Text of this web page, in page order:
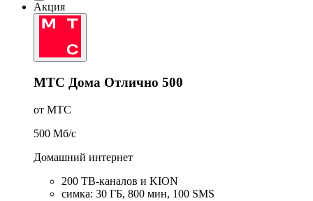
Акция
МТС Дома Отлично 500
от МТС
500 Мб/c
Домашний интернет
200 ТВ-каналов и KION
симка: 30 ГБ, 800 мин, 100 SMS